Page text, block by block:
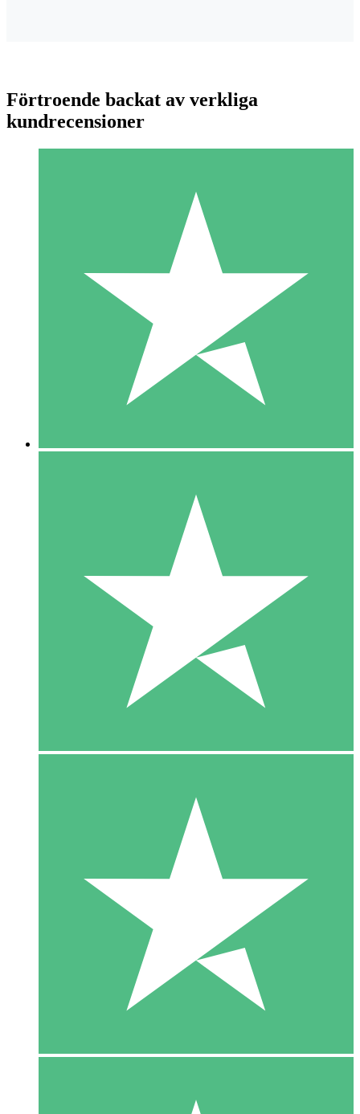
Individuella Kreditpaket
Betala per användning med nedladdningskrediter. Inget
1 Nedladdningar
10 00
10 Nedladdningar
20 00
Förtroende backat av verkliga
kundrecensioner